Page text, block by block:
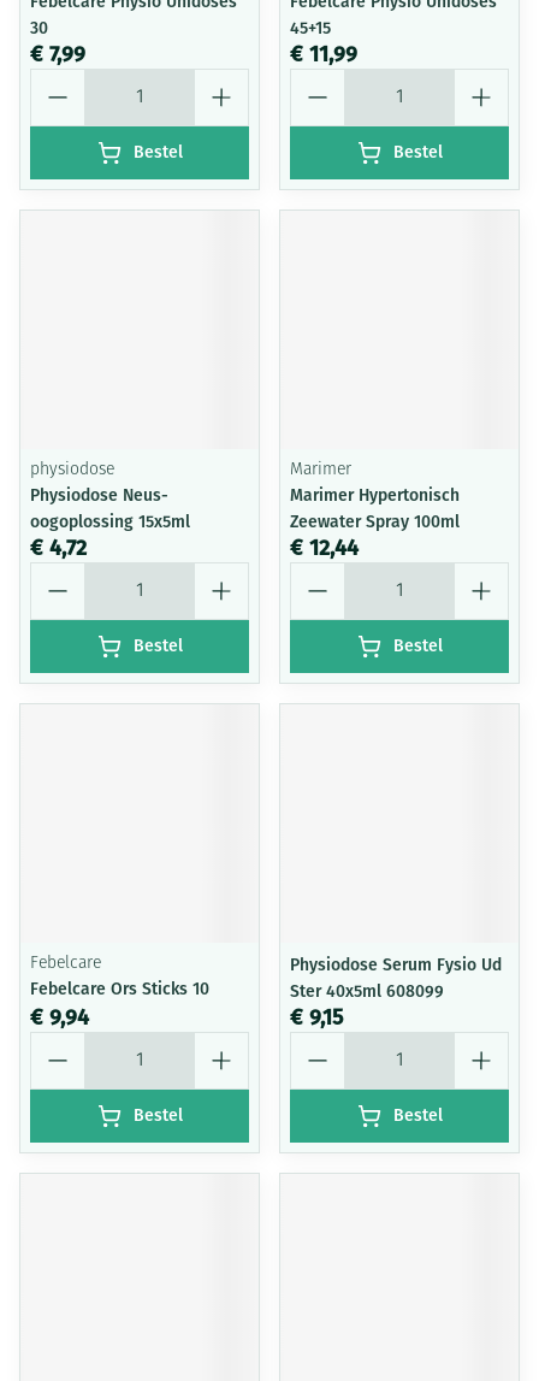
30
€ 7,99
Bestel
45+15
€ 11,99
Bestel
physiodose
Physiodose Neus-
oogoplossing 15x5ml
€ 4,72
Bestel
Marimer
Marimer Hypertonisch
Zeewater Spray 100ml
€ 12,44
Bestel
Febelcare
Febelcare Ors Sticks 10
€ 9,94
Bestel
Physiodose Serum Fysio Ud
Ster 40x5ml 608099
€ 9,15
Bestel